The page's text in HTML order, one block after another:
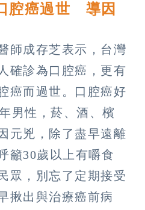
腔癌過世 導因
師成存芝表示，台灣
確診為口腔癌，更有
癌而過世。口腔癌好
男性，菸、酒、檳
元兇，除了盡早遠離
籲30歲以上有嚼食
眾，別忘了定期接受
揪出與治療癌前病